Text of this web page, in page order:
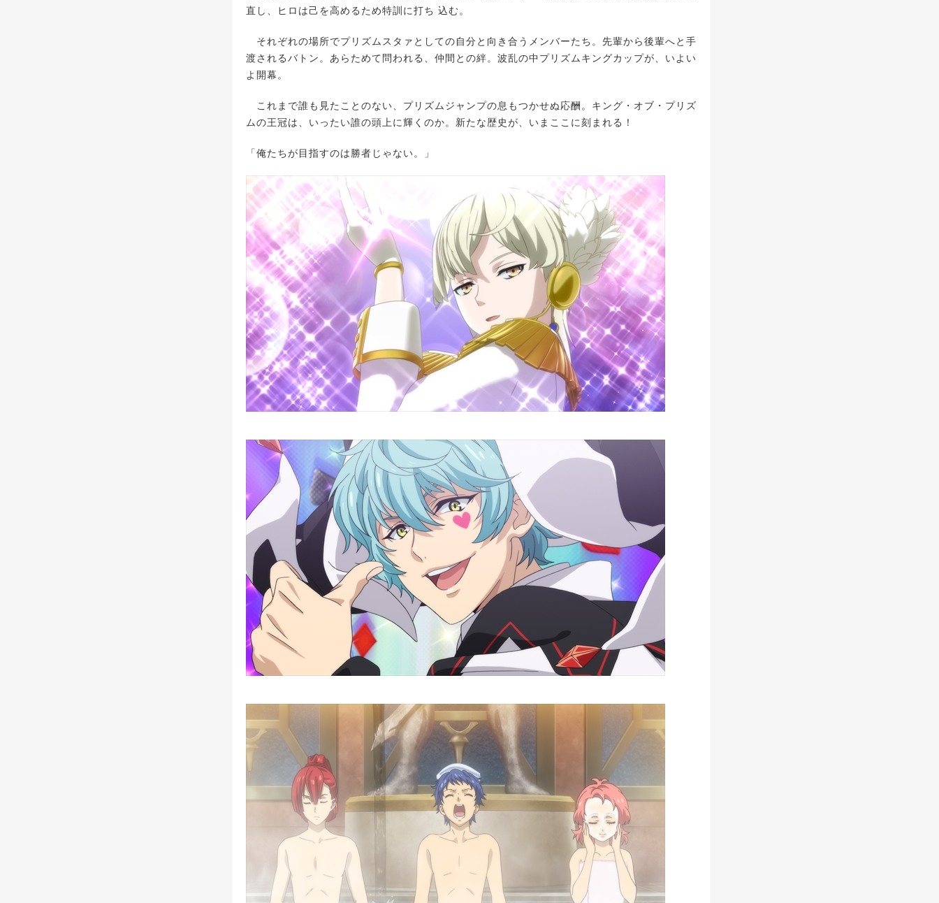
直し、ヒロは⼰を⾼めるため特訓に打ち 込む。
それぞれの場所でプリズムスタァとしての⾃分と向き合うメンバーたち。先輩から後輩へと⼿
渡されるバトン。あらためて問われる、仲間との絆。波乱の中プリズムキングカップが、いよい
よ開幕。
これまで誰も⾒たことのない、プリズムジャンプの息もつかせぬ応酬。キング・オブ・プリズ
ムの王冠は、いったい誰の頭上に輝くのか。新たな歴史が、いまここに刻まれる！
「俺たちが⽬指すのは勝者じゃない。」